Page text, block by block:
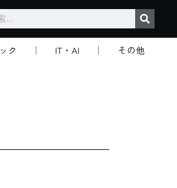
ク IT・AI
その他